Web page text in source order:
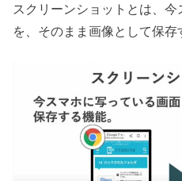
スクリーンショットとは、
を、そのまま画像として保存